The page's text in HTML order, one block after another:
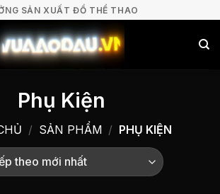
SẢN XUẤT ĐỒ THỂ THAO
Phụ Kiện
/ SẢN PHẨM / PHỤ KIỆN